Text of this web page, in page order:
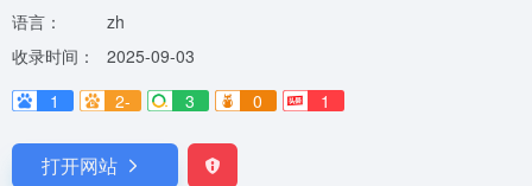
语言：
zh
收录时间：
2025-09-03
1
2- 3 0 1
打开网站